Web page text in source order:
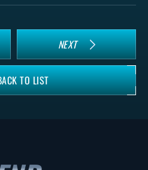
NEXT
TO LIST